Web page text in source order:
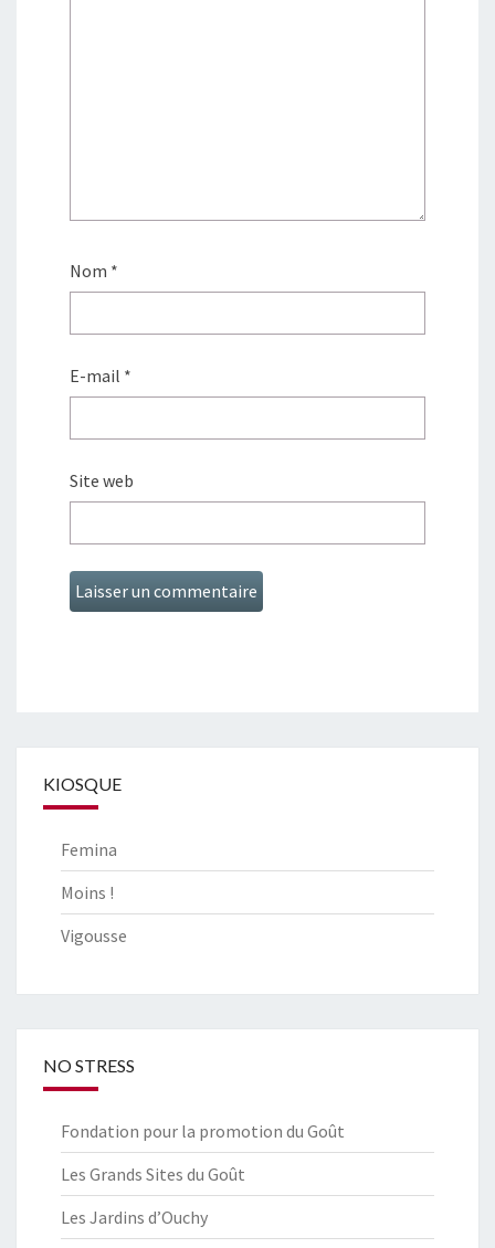
Nom *
E-mail *
Site web
KIOSQUE
Femina
Moins !
Vigousse
NO STRESS
Fondation pour la promotion du Goût
Les Grands Sites du Goût
Les Jardins d’Ouchy